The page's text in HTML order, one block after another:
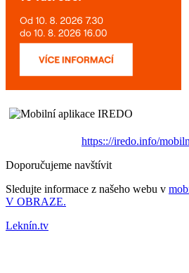
https:://iredo.info/
Doporučujeme navštívit
Sledujte informace z našeho webu v
V OBRAZE.
Leknín.tv